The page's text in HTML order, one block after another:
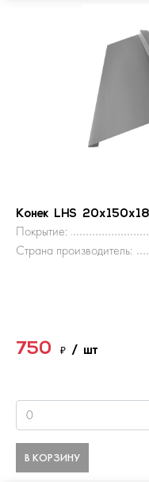
Конек LHS
Покрытие:
Страна производитель:
750 ₽ / шт
В КОРЗИНУ